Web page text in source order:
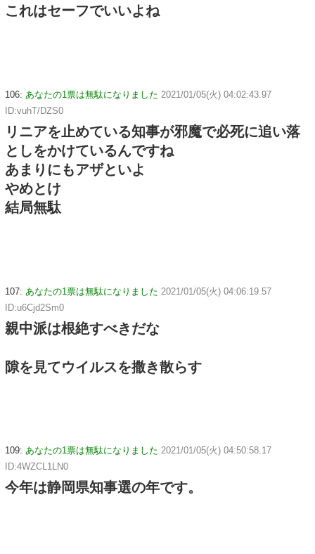
これはセーフでいいよね
106: あなたの1票は無駄になりました 2021/01/05(火) 04:02:43.97
ID:vuhT/DZS0
リニアを止めている知事が邪魔で必死に追い落
としをかけているんですね
あまりにもアザといよ
やめとけ
結局無駄
107: あなたの1票は無駄になりました 2021/01/05(火) 04:06:19.57
ID:u6Cjd2Sm0
親中派は根絶すべきだな
隙を見てウイルスを撒き散らす
109: あなたの1票は無駄になりました 2021/01/05(火) 04:50:58.17
ID:4WZCL1LN0
今年は静岡県知事選の年です。